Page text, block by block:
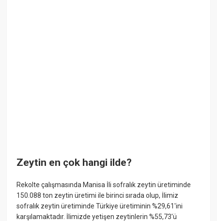
Zeytin en çok hangi ilde?
Rekolte çalışmasında Manisa İli sofralık zeytin üretiminde
150.088 ton zeytin üretimi ile birinci sırada olup, İlimiz
sofralık zeytin üretiminde Türkiye üretiminin %29,61'ini
karşılamaktadır. İlimizde yetişen zeytinlerin %55,73'ü